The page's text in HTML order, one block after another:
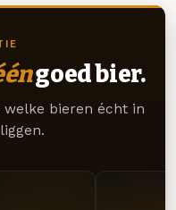
goed bier.
welke bieren écht in